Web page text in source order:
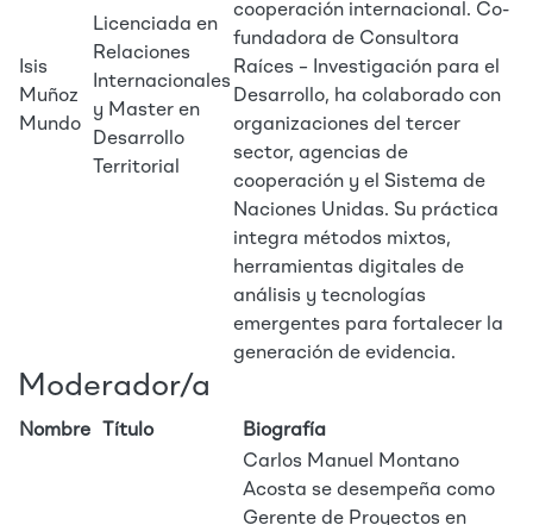
Isis
Muñoz
Mundo
Licenciada en
Relaciones
Internacionales
y Master en
Desarrollo
Territorial
cooperación internacional. Co-
fundadora de Consultora
Raíces – Investigación para el
Desarrollo, ha colaborado con
organizaciones del tercer
sector, agencias de
cooperación y el Sistema de
Naciones Unidas. Su práctica
integra métodos mixtos,
herramientas digitales de
análisis y tecnologías
emergentes para fortalecer la
generación de evidencia.
Moderador/a
Nombre Título
Biografía
Carlos Manuel Montano
Acosta se desempeña como
Gerente de Proyectos en